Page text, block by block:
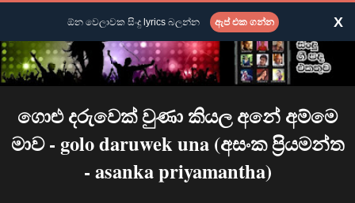
ගොළු දරුවෙක් වුණා කියල අනේ අම්මෙ
මාව - golo daruwek una (අසංක ප්‍රියමන්ත
- asanka priyamantha)
ඕන වෙලාවක සිංදු lyrics බලන්න ඇප් එක ගන්න X